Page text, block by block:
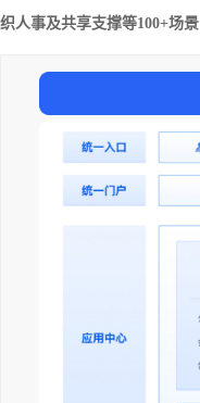
织人事及共享支撑等100+场景